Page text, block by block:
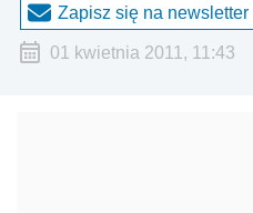
Zapisz się na newsletter
01 kwietnia 2011, 11:43